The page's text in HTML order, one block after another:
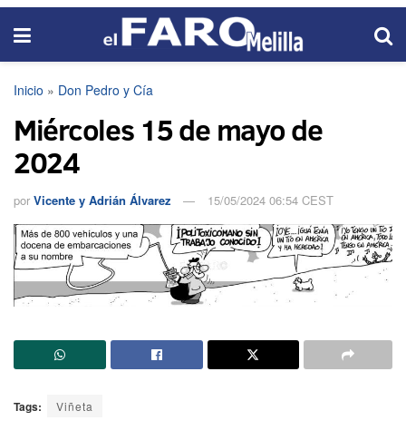
Inicio » Don Pedro y Cía
Miércoles 15 de mayo de
2024
por Vicente y Adrián Álvarez 15/05/2024 06:54 CEST
Tags: Viñeta